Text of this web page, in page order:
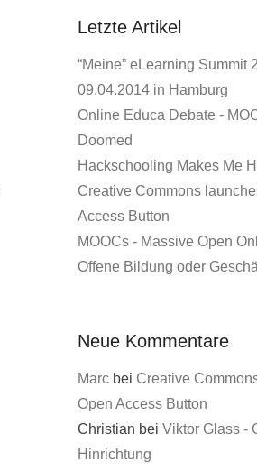
Letzte Artikel
“Meine” eLearning Summit
09.04.2014 in Hamburg
Online Educa Debate -
Doomed
Hackschooling Makes Me
Creative Commons
Access Button
MOOCs - Massive Open
Offene Bildung oder
Neue Kommentare
Marc bei Creative
Open Access Button
Christian bei Viktor Glass -
Hinrichtung